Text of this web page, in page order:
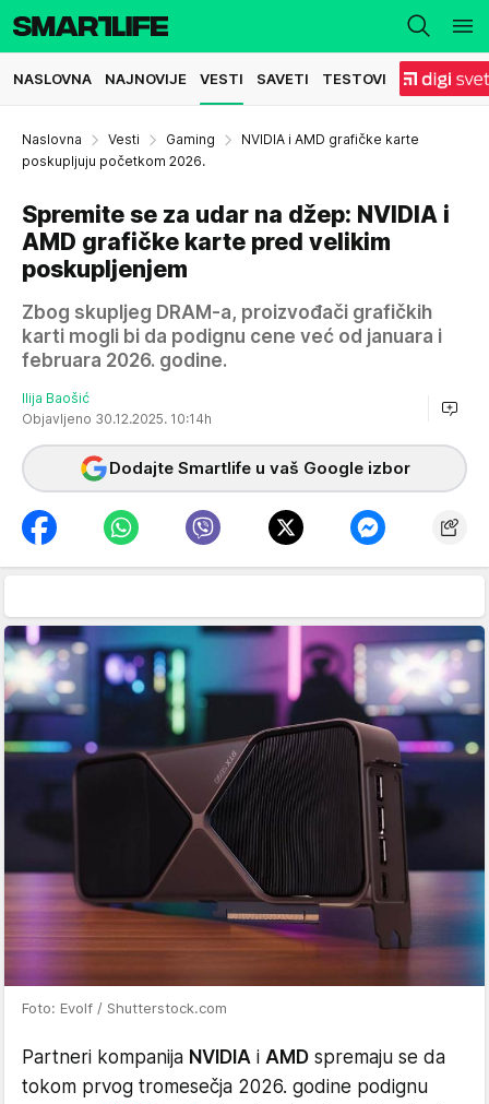
NASLOVNA NAJNOVIJE VESTI SAVETI TESTOVI
Naslovna Vesti Gaming
NVIDIA i AMD grafičke karte
poskupljuju početkom 2026.
Spremite se za udar na džep: NVIDIA i
AMD grafičke karte pred velikim
poskupljenjem
Zbog skupljeg DRAM-a, proizvođači grafičkih
karti mogli bi da podignu cene već od januara i
februara 2026. godine.
Ilija Baošić
Objavljeno 30.12.2025. 10:14h
Dodajte Smartlife u vaš Google izbor
Foto: Evolf / Shutterstock.com
Partneri kompanija NVIDIA i AMD spremaju se da
tokom prvog tromesečja 2026. godine podignu